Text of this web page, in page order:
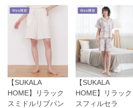
【SUKALA
HOME】リラック
スミドルリブパン
【SUKALA
HOME】リラック
スフィルセラ